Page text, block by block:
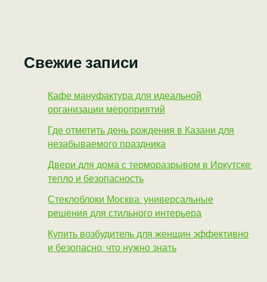
Свежие записи
Кафе мануфактура для идеальной
организации мероприятий
Где отметить день рождения в Казани для
незабываемого праздника
Двери для дома с терморазрывом в Иркутске:
тепло и безопасность
Стеклоблоки Москва: универсальные
решения для стильного интерьера
Купить возбудитель для женщин эффективно
и безопасно: что нужно знать